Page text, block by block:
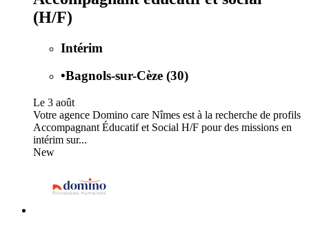
(H/F)
Intérim
•Bagnols-sur-Cèze (30)
Le 3 août
Votre agence Domino care Nîmes est à la recherche de profils
Accompagnant Éducatif et Social H/F pour des missions en
intérim sur...
New